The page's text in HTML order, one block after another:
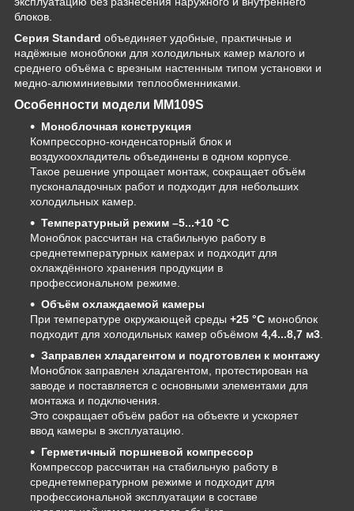
блоков.
Серия Standard объединяет удобные, практичные и
надёжные моноблоки для холодильных камер малого и
среднего объёма с врезным настенным типом установки и
медно-алюминиевыми теплообменниками.
Особенности модели MM109S
Моноблочная конструкция
Компрессорно-конденсаторный блок и
воздухоохладитель объединены в одном корпусе.
Такое решение упрощает монтаж, сокращает объём
пусконаладочных работ и подходит для небольших
холодильных камер.
Температурный режим –5...+10 °C
Моноблок рассчитан на стабильную работу в
среднетемпературных камерах и подходит для
охлаждённого хранения продукции в
профессиональном режиме.
Объём охлаждаемой камеры
При температуре окружающей среды +25 °C моноблок
подходит для холодильных камер объёмом 4,4...8,7 м3
Заправлен хладагентом и подготовлен к монтажу
Моноблок заправлен хладагентом, протестирован на
заводе и поставляется с основными элементами для
монтажа и подключения.
Это сокращает объём работ на объекте и ускоряет
ввод камеры в эксплуатацию.
Герметичный поршневой компрессор
Компрессор рассчитан на стабильную работу в
среднетемпературном режиме и подходит для
профессиональной эксплуатации в составе